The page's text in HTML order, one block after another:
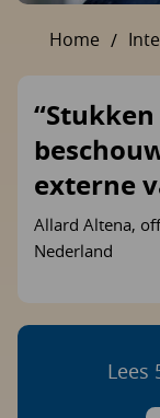
Home
externe
Allard Altena,
Nederland
Lees